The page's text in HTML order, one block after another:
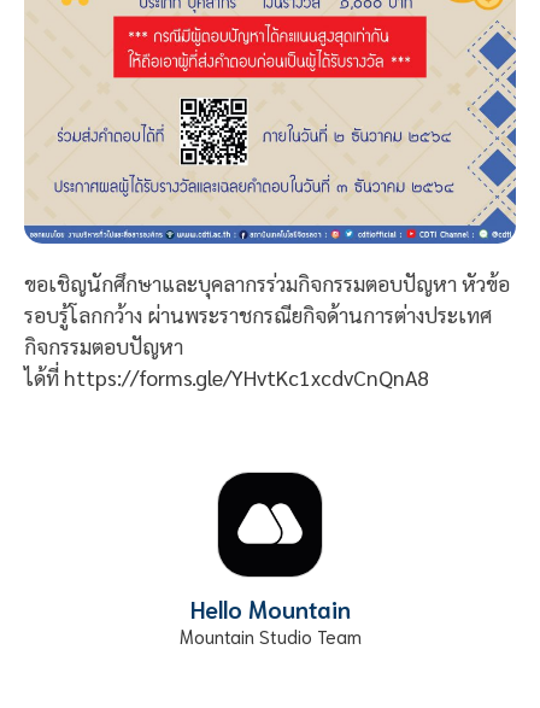
ขอเชิญนักศึกษาและบุคลากรร่วมกิจกรรมตอบปัญหา หัวข้อ
รอบรู้โลกกว้าง ผ่านพระราชกรณียกิจด้านการต่างประเทศ
กิจกรรมตอบปัญหา
ได้ที่ https://forms.gle/YHvtKc1xcdvCnQnA8
Hello Mountain
Mountain Studio Team